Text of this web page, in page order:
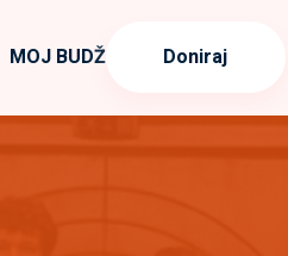
MOJ BUDŽET Doniraj